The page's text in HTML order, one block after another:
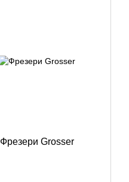
Фрезери Grosser